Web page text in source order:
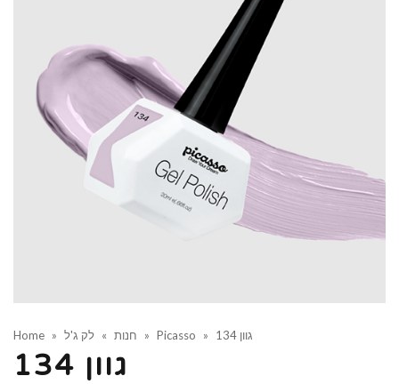
Home » חנות » לק ג'ל » Picasso » גוון 134
גוון 134